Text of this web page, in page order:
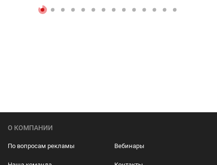
О КОМПАНИИ
По вопросам рекламы Вебинары